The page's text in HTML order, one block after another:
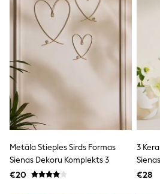
Beach Towels
Birkenstock
Crocs
Havaianas
Pour Moi
Rayban
Skechers
Trousers
GIRLS
New in from Next
New In
Trending: Top & Short Sets
Trending: Clogs
Toy Story
THE SET
Metāla Stieples Sirds Formas
Sienas Dekoru Komplekts 3
€20
3
€28